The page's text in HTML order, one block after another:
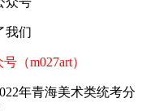
我们
（m027art）
年青海美术类统考分